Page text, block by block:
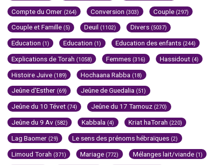
Compte du Omer (264) Conversion (303) Couple (297)
Couple et Famille (5) Deuil (1102) Divers (5037)
Education (1) Education (1) Education des enfants (244)
Explications de Torah (1058) Femmes (316) Hassidout (4)
Histoire Juive (189) Hochaana Rabba (18)
Jeûne d'Esther (69) Jeûne de Guedalia (51)
Jeûne du 10 Tévet (74) Jeûne du 17 Tamouz (270)
Jeûne du 9 Av (582) Kabbala (4) Kriat haTorah (220)
Lag Baomer (29) Le sens des prénoms hébraïques (2)
Limoud Torah (371) Mariage (772) Mélanges lait/viande (1)